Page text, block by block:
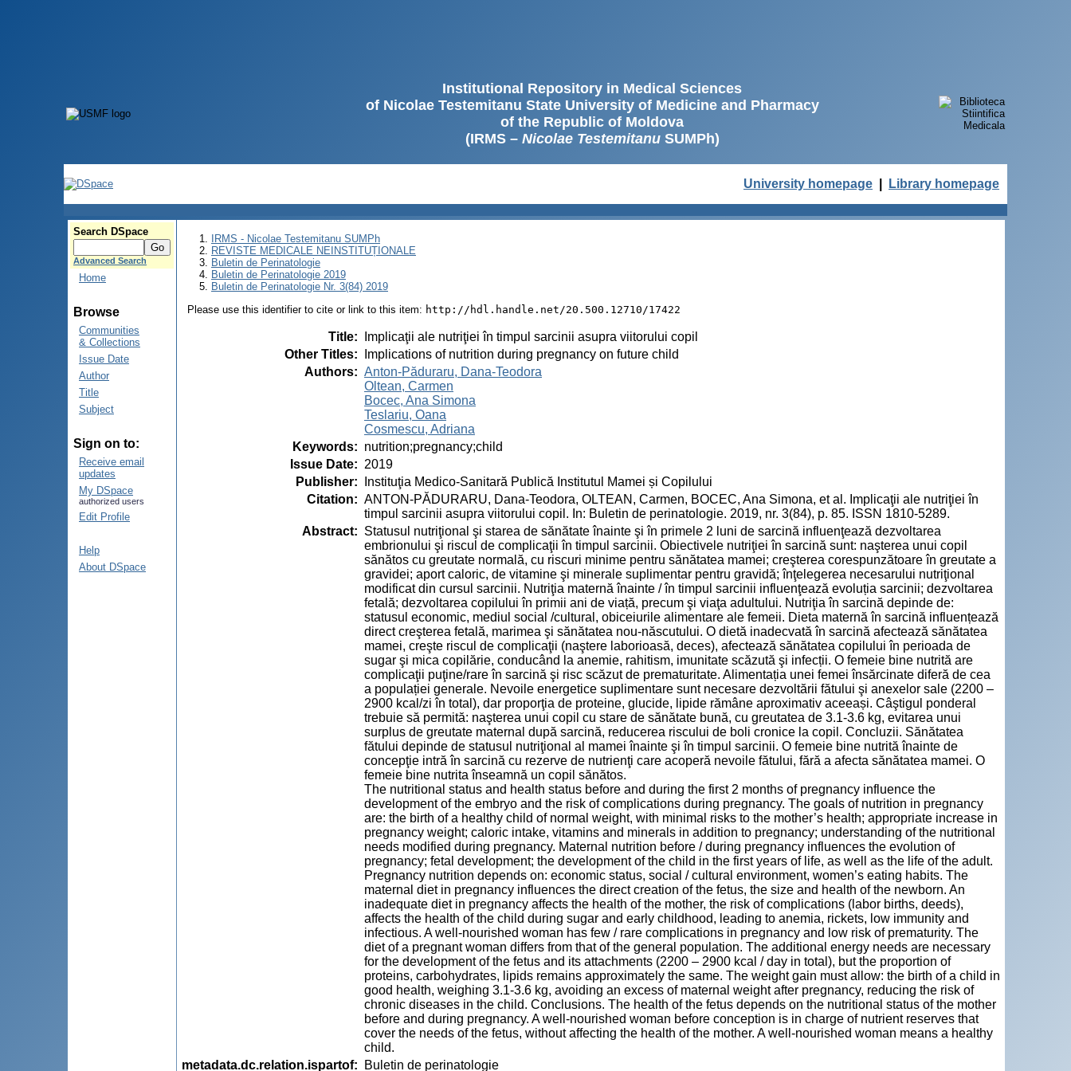
Institutional Repository in Medical Sciences
of Nicolae Testemitanu State University of Medicine and Pharmacy
of the Republic of Moldova
(IRMS – Nicolae TestemitanuSUMPh)
University homepage Library homepage
Search DSpace
Advanced Search
Home
Browse
Communities
& Collections
Issue Date
Author
Title
Subject
Sign on to:
Receive email
updates
My DSpace
authorized users
Edit Profile
Help
About DSpace
IRMS - Nicolae Testemitanu SUMPh
REVISTE MEDICALE NEINSTITUȚIONALE
Buletin de Perinatologie
Buletin de Perinatologie 2019
Buletin de Perinatologie Nr. 3(84) 2019
Please use this identifier to cite or link to this item: http://hdl.handle.net/20.500.12710/17422
Title:
Implicaţii ale nutriţiei în timpul sarcinii asupra viitorului copil
Other Titles:
Implications of nutrition during pregnancy on future child
Authors: Anton-Păduraru, Dana-Teodora
Oltean, Carmen
Bocec, Ana Simona
Teslariu, Oana
Cosmescu, Adriana
Keywords: nutrition;pregnancy;child
Issue Date: 2019
Publisher:
Instituţia Medico-Sanitară Publică Institutul Mamei și Copilului
Citation: ANTON-PĂDURARU, Dana-Teodora, OLTEAN, Carmen, BOCEC, Ana Simona, et al. Implicaţii ale nutriţiei în
timpul sarcinii asupra viitorului copil. In: Buletin de perinatologie. 2019, nr. 3(84), p. 85. ISSN 1810-5289.
Abstract: Statusul nutriţional şi starea de sănătate înainte şi în primele 2 luni de sarcină influenţează dezvoltarea
embrionului şi riscul de complicaţii în timpul sarcinii. Obiectivele nutriţiei în sarcină sunt: naşterea unui copil
sănătos cu greutate normală, cu riscuri minime pentru sănătatea mamei; creşterea corespunzătoare în greutate a
gravidei; aport caloric, de vitamine şi minerale suplimentar pentru gravidă; înţelegerea necesarului nutriţional
modificat din cursul sarcinii. Nutriţia maternă înainte / în timpul sarcinii influenţează evoluția sarcinii; dezvoltarea
fetală; dezvoltarea copilului în primii ani de viață, precum şi viaţa adultului. Nutriţia în sarcină depinde de:
statusul economic, mediul social /cultural, obiceiurile alimentare ale femeii. Dieta maternă în sarcină influențează
direct creşterea fetală, marimea şi sănătatea nou-născutului. O dietă inadecvată în sarcină afectează sănătatea
mamei, creşte riscul de complicaţii (naştere laborioasă, deces), afectează sănătatea copilului în perioada de
sugar şi mica copilărie, conducând la anemie, rahitism, imunitate scăzută şi infecții. O femeie bine nutrită are
complicaţii puţine/rare în sarcină şi risc scăzut de prematuritate. Alimentația unei femei însărcinate diferă de cea
a populației generale. Nevoile energetice suplimentare sunt necesare dezvoltării fătului şi anexelor sale (2200 –
2900 kcal/zi în total), dar proporţia de proteine, glucide, lipide rămâne aproximativ aceeași. Câştigul ponderal
trebuie să permită: naşterea unui copil cu stare de sănătate bună, cu greutatea de 3.1-3.6 kg, evitarea unui
surplus de greutate maternal după sarcină, reducerea riscului de boli cronice la copil. Concluzii. Sănătatea
fătului depinde de statusul nutriţional al mamei înainte şi în timpul sarcinii. O femeie bine nutrită înainte de
concepţie intră în sarcină cu rezerve de nutrienţi care acoperă nevoile fătului, fără a afecta sănătatea mamei. O
femeie bine nutrita înseamnă un copil sănătos.
The nutritional status and health status before and during the first 2 months of pregnancy influence the
development of the embryo and the risk of complications during pregnancy. The goals of nutrition in pregnancy
are: the birth of a healthy child of normal weight, with minimal risks to the mother’s health; appropriate increase in
pregnancy weight; caloric intake, vitamins and minerals in addition to pregnancy; understanding of the nutritional
needs modified during pregnancy. Maternal nutrition before / during pregnancy influences the evolution of
pregnancy; fetal development; the development of the child in the first years of life, as well as the life of the adult.
Pregnancy nutrition depends on: economic status, social / cultural environment, women’s eating habits. The
maternal diet in pregnancy influences the direct creation of the fetus, the size and health of the newborn. An
inadequate diet in pregnancy affects the health of the mother, the risk of complications (labor births, deeds),
affects the health of the child during sugar and early childhood, leading to anemia, rickets, low immunity and
infectious. A well-nourished woman has few / rare complications in pregnancy and low risk of prematurity. The
diet of a pregnant woman differs from that of the general population. The additional energy needs are necessary
for the development of the fetus and its attachments (2200 – 2900 kcal / day in total), but the proportion of
proteins, carbohydrates, lipids remains approximately the same. The weight gain must allow: the birth of a child in
good health, weighing 3.1-3.6 kg, avoiding an excess of maternal weight after pregnancy, reducing the risk of
chronic diseases in the child. Conclusions. The health of the fetus depends on the nutritional status of the mother
before and during pregnancy. A well-nourished woman before conception is in charge of nutrient reserves that
cover the needs of the fetus, without affecting the health of the mother. A well-nourished woman means a healthy
child.
metadata.dc.relation.ispartof: Buletin de perinatologie